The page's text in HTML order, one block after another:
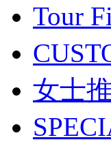
Tour
女士